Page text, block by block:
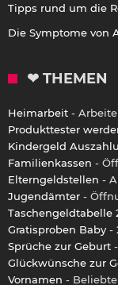
Tipps rund um die
Die Symptome von
❤ THEMEN
Heimarbeit -
Produkttester
Kindergeld
Familienkassen -
Elterngeldstellen -
Jugendämter -
Taschengeldtabelle
Gratisproben Baby -
Sprüche zur Geburt
Glückwünsche zur
Vornamen -